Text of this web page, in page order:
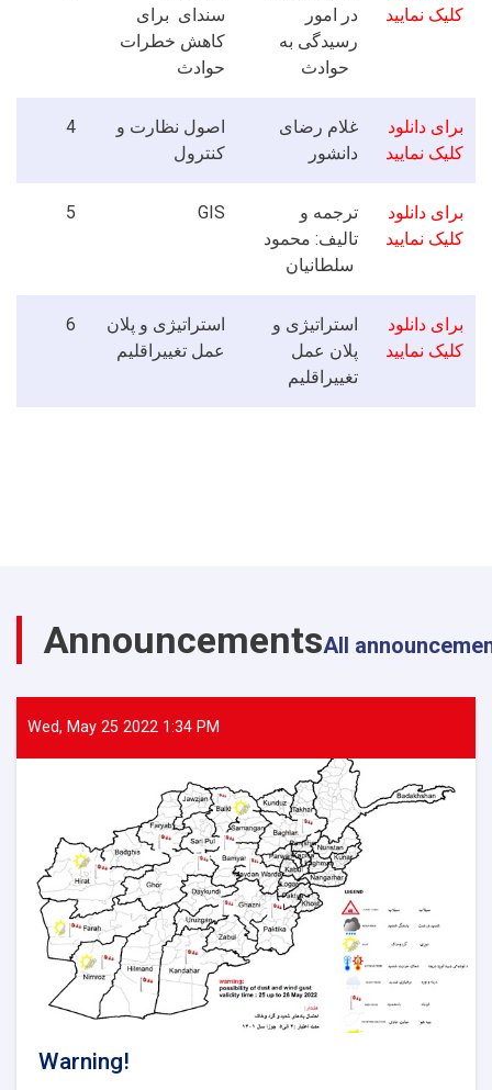
سندای برای
کاهش خطرات
حوادث
در امور
رسیدگی به
کلیک نمایید
4
اصول نظارت و
کنترول
غلام رضای
دانشور
برای دانلود
کلیک نمایید
5 GIS
تالیف: محمود
برای دانلود
کلیک نمایید
6
استراتیژی و پلان
عمل تغییراقلیم
استراتیژی و
پلان عمل
تغییراقلیم
برای دانلود
کلیک نمایید
AnnouncementsAll
Wed, May 25 2022 1:34 PM
Warning!